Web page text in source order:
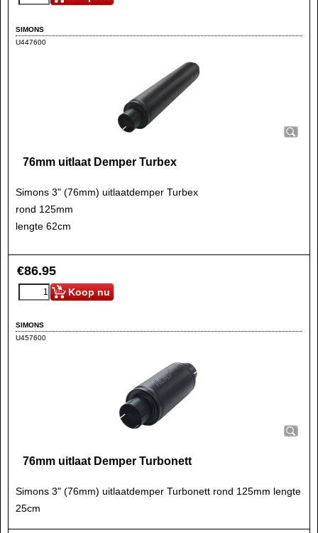
SIMONS
U447600
76mm uitlaat Demper Turbex
Simons 3" (76mm) uitlaatdemper Turbex
rond 125mm
lengte 62cm
€86.95
Koop nu
SIMONS
U457600
76mm uitlaat Demper Turbonett
Simons 3" (76mm) uitlaatdemper Turbonett rond 125mm lengte
25cm